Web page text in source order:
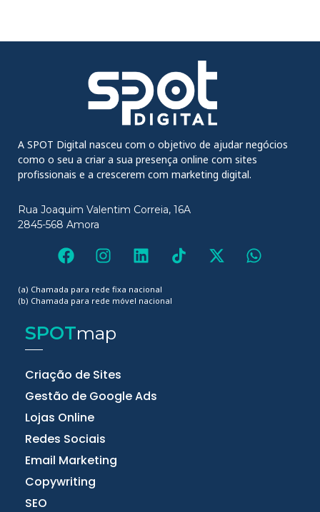
A SPOT Digital nasceu com o objetivo de ajudar negócios
como o seu a criar a sua presença online com sites
profissionais e a crescerem com marketing digital.
Rua Joaquim Valentim Correia, 16A
2845-568 Amora
(a) Chamada para rede fixa nacional
(b) Chamada para rede móvel nacional
SPOTmap
Criação de Sites
Gestão de Google Ads
Lojas Online
Redes Sociais
Email Marketing
Copywriting
SEO